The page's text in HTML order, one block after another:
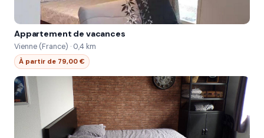
Appartement de vacances
Vienne (France) · 0,4 km
À partir de 79,00 €